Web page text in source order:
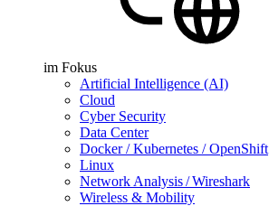
im Fokus
Artificial Intelligence (AI)
Cloud
Cyber Security
Data Center
Docker / Kubernetes / OpenShift
Linux
Network Analysis / Wireshark
Wireless & Mobility